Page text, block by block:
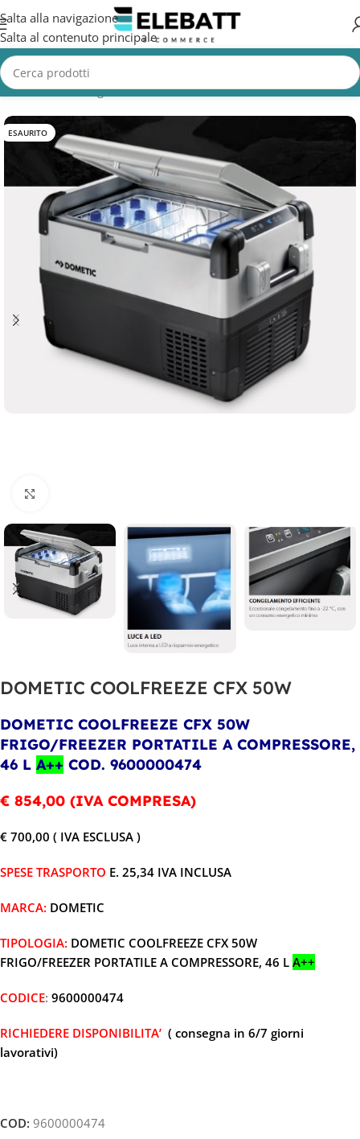
Salta alla navigazione
Salta al contenuto principale
Home/Non Categorizzata
ESAURITO
DOMETIC COOLFREEZE CFX 50W
DOMETIC COOLFREEZE CFX 50W
FRIGO/FREEZER PORTATILE A COMPRESSORE,
46 L A++ COD. 9600000474
€ 854,00 (IVA COMPRESA)
€ 700,00 ( IVA ESCLUSA )
SPESE TRASPORTO E. 25,34 IVA INCLUSA
MARCA: DOMETIC
TIPOLOGIA: DOMETIC COOLFREEZE CFX 50W
FRIGO/FREEZER PORTATILE A COMPRESSORE, 46 L A++
CODICE: 9600000474
RICHIEDERE DISPONIBILITA’ ( consegna in 6/7 giorni
lavorativi)
COD: 9600000474